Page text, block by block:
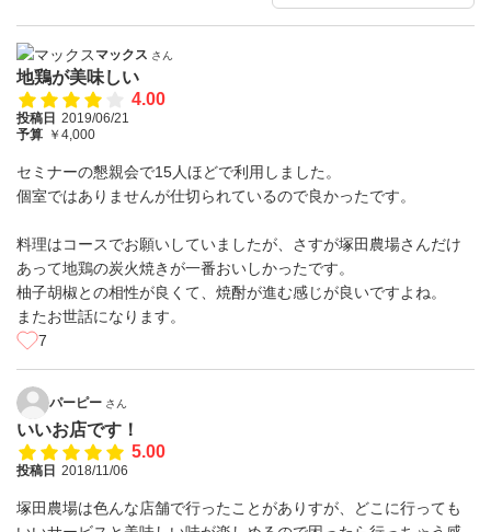
マックス さん
地鶏が美味しい
4.00
投稿日 2019/06/21
予算 ￥4,000
セミナーの懇親会で15人ほどで利用しました。
個室ではありませんが仕切られているので良かったです。
料理はコースでお願いしていましたが、さすが塚田農場さんだけ
あって地鶏の炭火焼きが一番おいしかったです。
柚子胡椒との相性が良くて、焼酎が進む感じが良いですよね。
またお世話になります。
7
パーピー さん
いいお店です！
5.00
投稿日 2018/11/06
塚田農場は色んな店舗で行ったことがありすが、どこに行っても